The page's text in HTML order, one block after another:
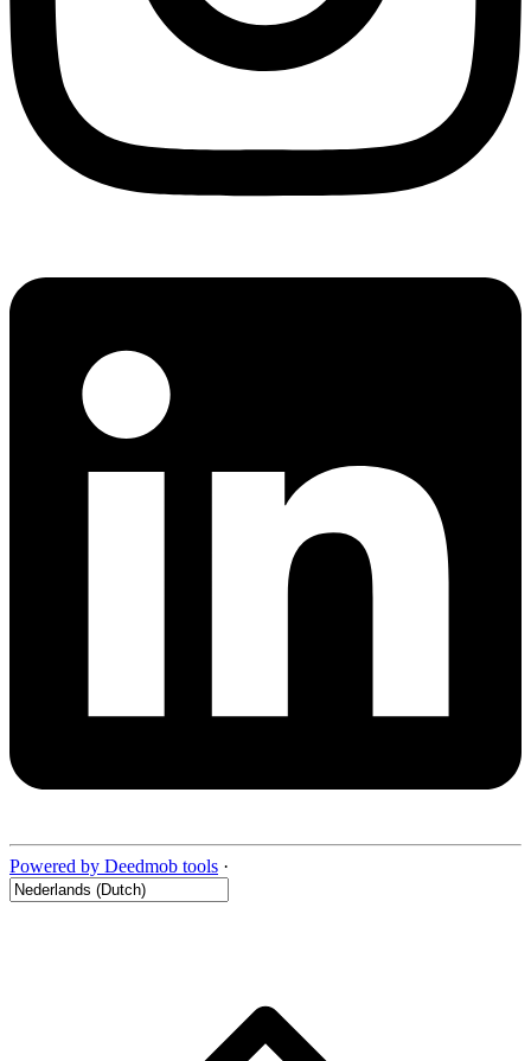
Powered by Deedmob tools ·